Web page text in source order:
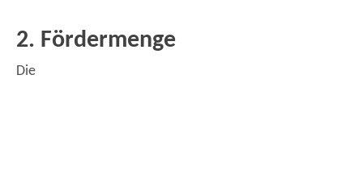
2. Fördermenge
Die